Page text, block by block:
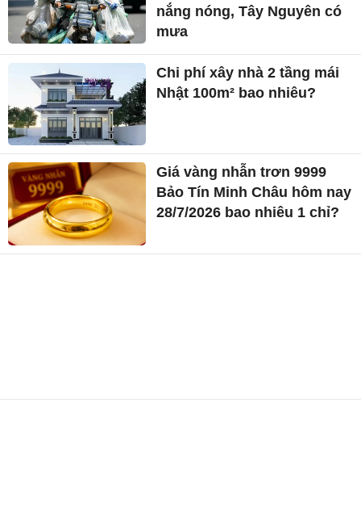
nắng nóng, Tây Nguyên có
mưa
Chi phí xây nhà 2 tầng mái
Nhật 100m² bao nhiêu?
Giá vàng nhẫn trơn 9999
Bảo Tín Minh Châu hôm nay
28/7/2026 bao nhiêu 1 chỉ?